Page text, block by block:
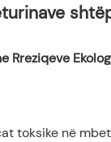
Rreziqeve
toksike në